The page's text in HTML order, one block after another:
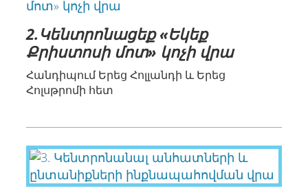
2.Կենտրոնացեք «Եկեք
Քրիստոսի մոտ» կոչի վրա
Հանդիպում Երեց Հոլլանդի և Երեց
Հոլսթրոմի հետ